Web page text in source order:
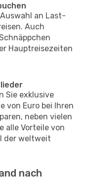
an Last-
Auch
Hauptreisezeiten
Sie exklusive
von Euro bei Ihren
neben vielen
alle Vorteile von
der weltweit
nach